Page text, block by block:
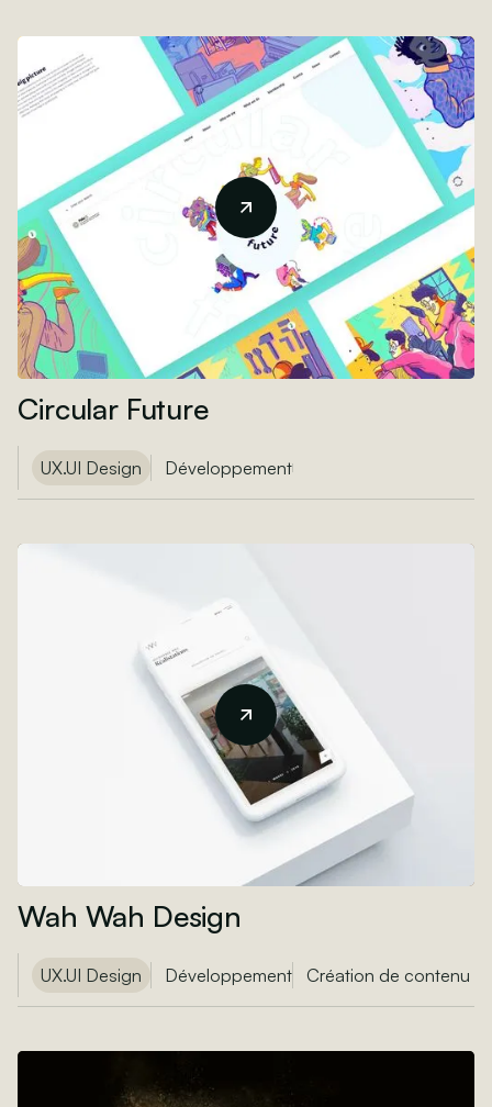
Circular Future
UX.UI Design Développement
Wah Wah Design
UX.UI Design Développement Création de contenu